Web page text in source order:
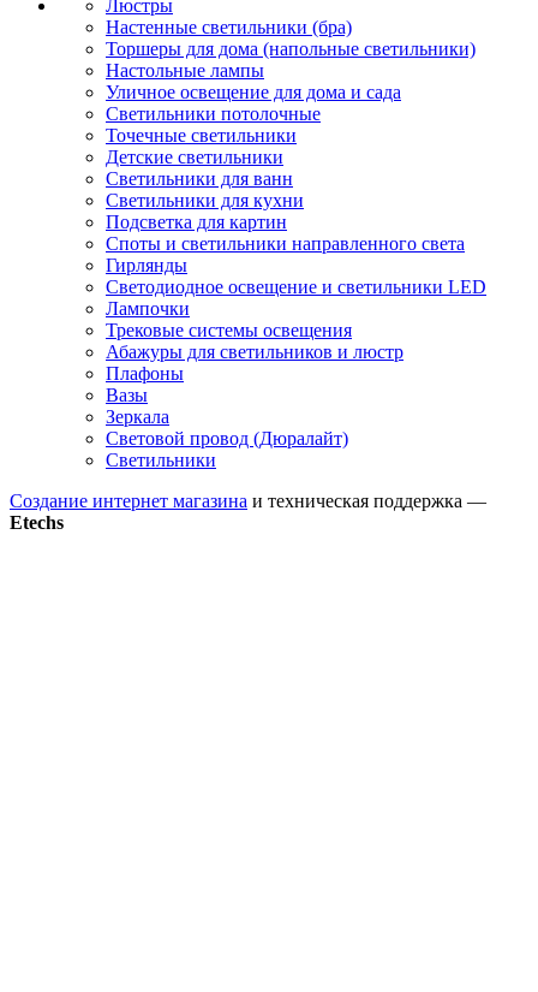
Люстры
Настенные светильники (бра)
Торшеры для дома (напольные светильники)
Настольные лампы
Уличное освещение для дома и сада
Светильники потолочные
Точечные светильники
Детские светильники
Светильники для ванн
Светильники для кухни
Подсветка для картин
Споты и светильники направленного света
Гирлянды
Светодиодное освещение и светильники LED
Лампочки
Трековые системы освещения
Абажуры для светильников и люстр
Плафоны
Вазы
Зеркала
Световой провод (Дюралайт)
Светильники
Создание интернет магазина и техническая поддержка —
Etechs